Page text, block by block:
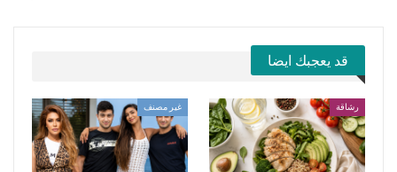
قد يعجبك ايضا
رشاقة غير مصنف